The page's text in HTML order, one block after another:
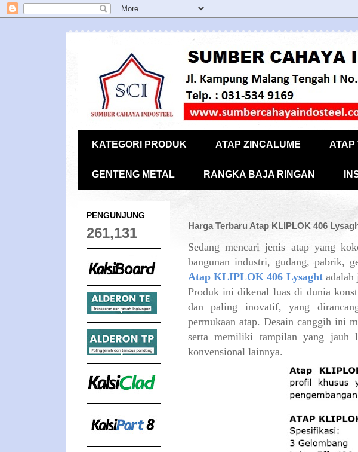
KATEGORI PRODUK ATAP ZINCALUME ATAP
GENTENG METAL RANGKA BAJA RINGAN
Harga Terbaru Atap KLIPLOK 406
Sedang mencari jenis atap yang
bangunan industri, gudang, pabrik,
Atap KLIPLOK 406 Lysaghtadalah
Produk ini dikenal luas di dunia
dan paling inovatif, yang
permukaan atap. Desain canggih ini
serta memiliki tampilan yang jauh
konvensional lainnya.
PENGUNJUNG
261,131